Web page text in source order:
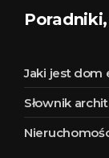
Jaki jest dom
Słownik